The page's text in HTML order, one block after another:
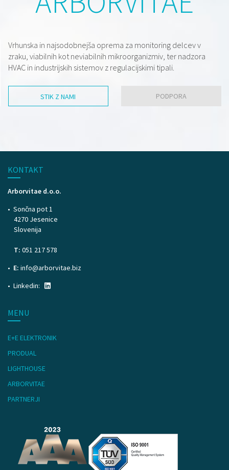
Vrhunska in najsodobnejša oprema za monitoring delcev v
zraku, viabilnih kot neviabilnih mikroorganizmiv, ter nadzora
HVAC in industrijskih sistemov z regulacijskimi tipali.
STIK Z NAMI PODPORA
KONTAKT
Arborvitae d.o.o.
Sončna pot 1
4270 Jesenice
Slovenija
T: 051 217 578
E: info@arborvitae.biz
Linkedin:
MENU
E+E ELEKTRONIK
PRODUAL
LIGHTHOUSE
ARBORVITAE
PARTNERJI